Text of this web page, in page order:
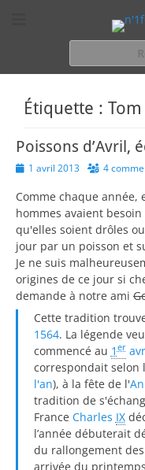
Pour les nymphos
Étiquette :
Poissons d’Avril,
Posted1 avril 2013 4
Comme chaque année,
hommes avaient
qu'elles soient drôles
jour par un poisson et
Je ne suis
origines de ce jour si
demande à notre ami
Cette tradition
1564. La légende
commencé au 1er
correspondait selon
l'an), à la fête de l'
tradition de
France Charles IX
l’année débuterait
du rallongement
arrivée du